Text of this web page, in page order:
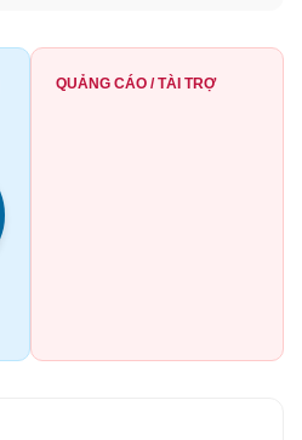
QUẢNG CÁO / TÀI TRỢ